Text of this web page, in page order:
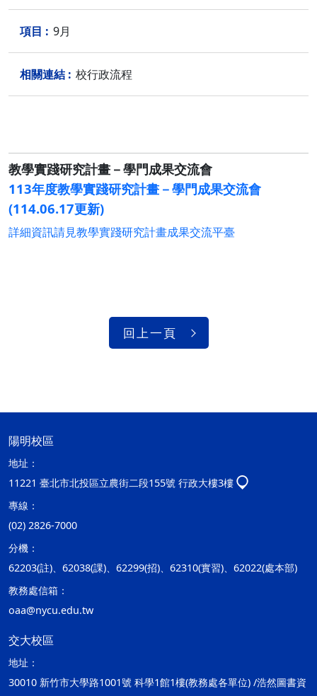
9月
校行政流程
教學實踐研究計畫－學門成果交流會
113年度教學實踐研究計畫－學門成果交流會
(114.06.17更新)
詳細資訊請見教學實踐研究計畫成果交流平臺
回上一頁
陽明校區
地址：
11221 臺北市北投區立農街二段155號 行政大樓3樓
專線：
(02) 2826-7000
分機：
62203(註)、62038(課)、62299(招)、62310(實習)、62022(處本部)
教務處信箱：
oaa@nycu.edu.tw
交大校區
地址：
30010 新竹市大學路1001號 科學1館1樓(教務處各單位) /浩然圖書資